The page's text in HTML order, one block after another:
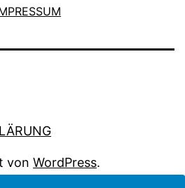
von WordPress.